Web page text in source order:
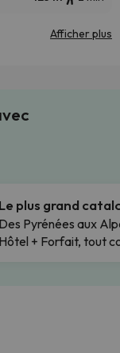
Afficher plus
Le plus grand
Des Pyrénées aux
Hôtel + Forfait, tout